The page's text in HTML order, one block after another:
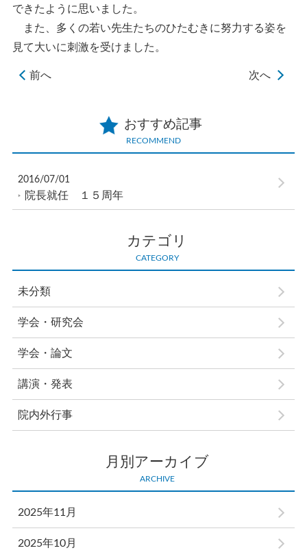
できたように思いました。
また、多くの若い先生たちのひたむきに努力する姿を
見て大いに刺激を受けました。
前へ 次へ
おすすめ記事
RECOMMEND
2016/07/01
院長就任 １５周年
カテゴリ
CATEGORY
未分類
学会・研究会
学会・論文
講演・発表
院内外行事
月別アーカイブ
ARCHIVE
2025年11月
2025年10月